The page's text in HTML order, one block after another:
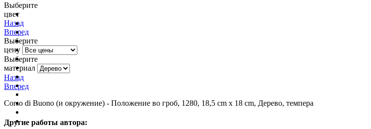
Выберите
цвет
Назад
Вперед
Выберите
цену
Выберите
материал
Назад
Вперед
Corso di Buono (и окружение) - Положение во гроб, 1280, 18,5 cm х 18 cm, Дерево, темпера
Другие работы автора: